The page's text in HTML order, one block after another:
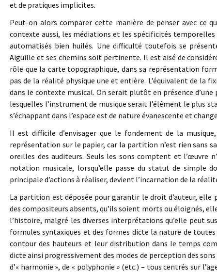
et de pratiques implicites.
Peut-on alors comparer cette manière de penser avec ce
contexte aussi, les médiations et les spécificités
automatisés bien huilés. Une difficulté toutefois se
Aiguille et ses chemins soit pertinente. Il est aisé de
rôle que la carte topographique, dans sa représentation
pas de la réalité physique une et entière. L’équivalent de la
dans le contexte musical. On serait plutôt en présence
lesquelles l’instrument de musique serait l’élément le plus
s’échappant dans l’espace est de nature évanescente et
Il est difficile d’envisager que le fondement de la
représentation sur le papier, car la partition n’est rien sans
oreilles des auditeurs. Seuls les sons comptent et l’œuvre
notation musicale, lorsqu’elle passe du statut de simple
principale d’actions à réaliser, devient l’incarnation de la
La partition est déposée pour garantir le droit d’auteur, elle
des compositeurs absents, qu’ils soient morts ou éloignés,
l’histoire, malgré les diverses interprétations qu’elle peut
formules syntaxiques et des formes dicte la nature de
contour des hauteurs et leur distribution dans le temps
dicte ainsi progressivement des modes de perception des
d’« harmonie », de « polyphonie » (etc.) – tous centrés sur